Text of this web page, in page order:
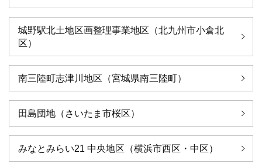
城野駅北土地区画整理事業地区（北九州市小倉北
区）
南三陸町志津川地区（宮城県南三陸町）
田島団地（さいたま市桜区）
みなとみらい21 中央地区（横浜市西区・中区）